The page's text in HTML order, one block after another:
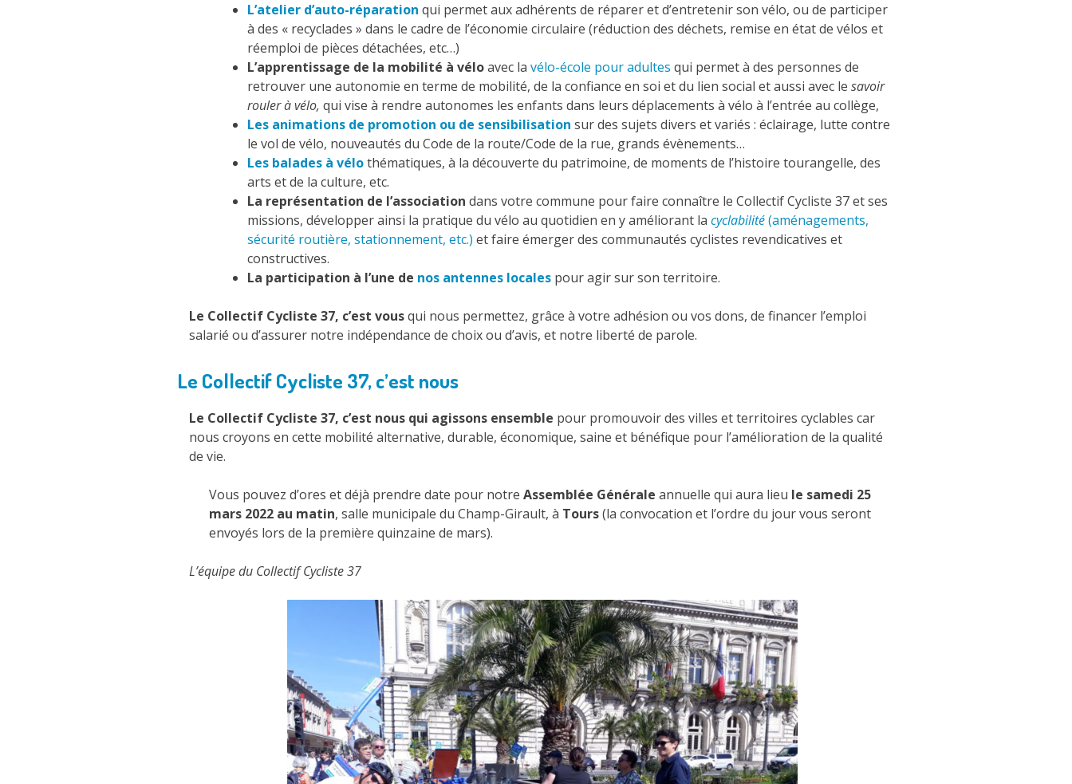
L’atelier d’auto-réparation qui permet aux adhérents de réparer et d’entretenir son vélo, ou de participer
à des « recyclades » dans le cadre de l’économie circulaire (réduction des déchets, remise en état de vélos et
réemploi de pièces détachées, etc…)
L’apprentissage de la mobilité à véloavec la vélo-école pour adultes qui permet à des personnes de
retrouver une autonomie en terme de mobilité, de la confiance en soi et du lien social et aussi avec le savoir
rouler à vélo, qui vise à rendre autonomes les enfants dans leurs déplacements à vélo à l’entrée au collège,
Les animations de promotion ou de sensibilisation sur des sujets divers et variés : éclairage, lutte contre
le vol de vélo, nouveautés du Code de la route/Code de la rue, grands évènements…
Les balades à vélothématiques, à la découverte du patrimoine, de moments de l’histoire tourangelle, des
arts et de la culture, etc.
La représentation de l’association dans votre commune pour faire connaître le Collectif Cycliste 37 et ses
missions, développer ainsi la pratique du vélo au quotidien en y améliorant la cyclabilité(aménagements,
sécurité routière, stationnement, etc.) et faire émerger des communautés cyclistes revendicatives et
constructives.
La participation à l’une de nos antennes locales pour agir sur son territoire.
Le Collectif Cycliste 37, c’est vousqui nous permettez, grâce à votre adhésion ou vos dons, de financer l’emploi
salarié ou d’assurer notre indépendance de choix ou d’avis, et notre liberté de parole.
Le Collectif Cycliste 37, c’est nous
Le Collectif Cycliste 37, c’est nous qui agissons ensemble pour promouvoir des villes et territoires cyclables car
nous croyons en cette mobilité alternative, durable, économique, saine et bénéfique pour l’amélioration de la qualité
de vie.
Vous pouvez d’ores et déjà prendre date pour notre Assemblée Générale annuelle qui aura lieu le samedi 25
mars 2022 au matin, salle municipale du Champ-Girault, à Tours(la convocation et l’ordre du jour vous seront
envoyés lors de la première quinzaine de mars).
L’équipe du Collectif Cycliste 37